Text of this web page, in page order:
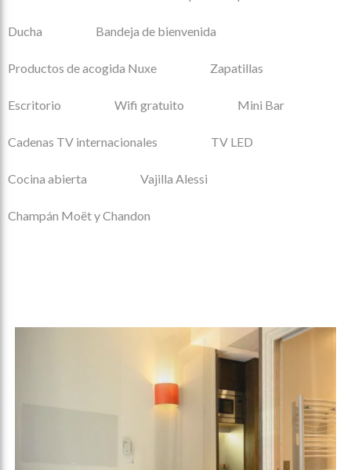
Ducha Bandeja de bienvenida
Productos de acogida Nuxe Zapatillas
Escritorio Wifi gratuito Mini Bar
Cadenas TV internacionales TV LED
Cocina abierta Vajilla Alessi
Champán Moët y Chandon